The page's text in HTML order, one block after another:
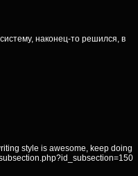
наконец-то решился, в
style is awesome, keep doing